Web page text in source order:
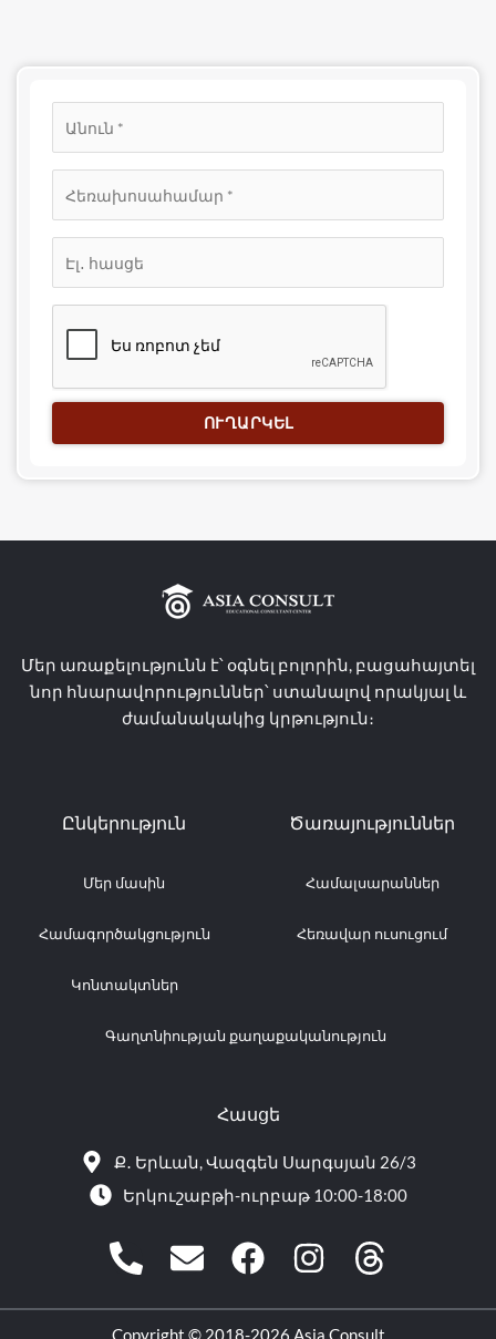
ՈՒՂԱՐԿԵԼ
Մեր առաքելությունն է՝ օգնել բոլորին, բացահայտել
նոր հնարավորություններ՝ ստանալով որակյալ և
ժամանակակից կրթություն։
Ընկերություն
Մեր մասին
Համագործակցություն
Կոնտակտներ
Գաղտնիության քաղաքականություն
Ծառայություններ
Համալսարաններ
Հեռավար ուսուցում
Հասցե
Ք․ Երևան, Վազգեն Սարգսյան 26/3
Երկուշաբթի-ուրբաթ 10:00-18:00
Phone-
alt
Envelope
Facebook
Instagram
Threads
Copyright © 2018-2026 Asia Consult